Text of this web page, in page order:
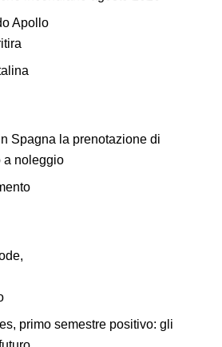
Apollo
Spagna la prenotazione di
a noleggio
primo semestre positivo: gli